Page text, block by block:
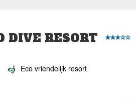
DIVE RESORT
Eco vriendelijk resort